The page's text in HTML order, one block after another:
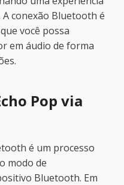
conexão Bluetooth é
você possa
em áudio de forma
Pop via
é um processo
modo de
Bluetooth. Em